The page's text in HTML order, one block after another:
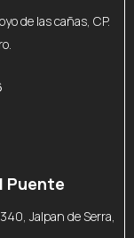
de las cañas, CP.
Puente
Jalpan de Serra,